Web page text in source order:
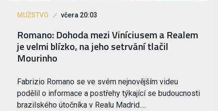
MUŽSTVO včera 20:03
Romano: Dohoda mezi Viníciusem a Realem
je velmi blízko, na jeho setrvání tlačil
Mourinho
Fabrizio Romano se ve svém nejnovějším videu
podělil o informace a postřehy týkající se budoucnosti
brazilského útočníka v Realu Madrid.…